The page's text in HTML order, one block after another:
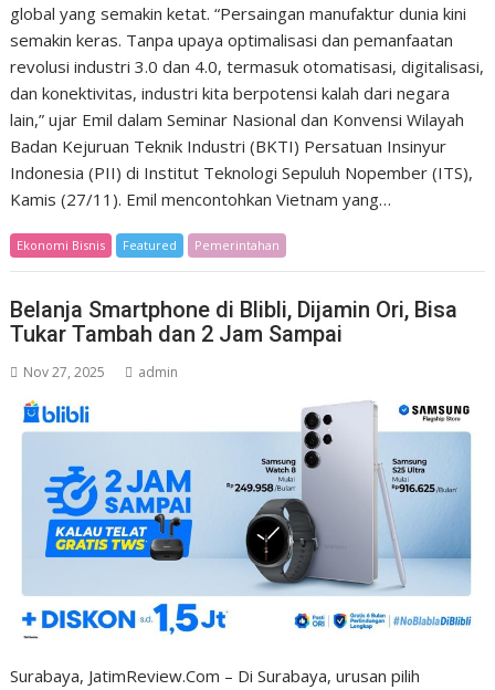
global yang semakin ketat. “Persaingan manufaktur dunia kini
semakin keras. Tanpa upaya optimalisasi dan pemanfaatan
revolusi industri 3.0 dan 4.0, termasuk otomatisasi, digitalisasi,
dan konektivitas, industri kita berpotensi kalah dari negara
lain,” ujar Emil dalam Seminar Nasional dan Konvensi Wilayah
Badan Kejuruan Teknik Industri (BKTI) Persatuan Insinyur
Indonesia (PII) di Institut Teknologi Sepuluh Nopember (ITS),
Kamis (27/11). Emil mencontohkan Vietnam yang…
Ekonomi Bisnis Featured Pemerintahan
Belanja Smartphone di Blibli, Dijamin Ori, Bisa
Tukar Tambah dan 2 Jam Sampai
Nov 27, 2025 admin
Surabaya, JatimReview.Com – Di Surabaya, urusan pilih